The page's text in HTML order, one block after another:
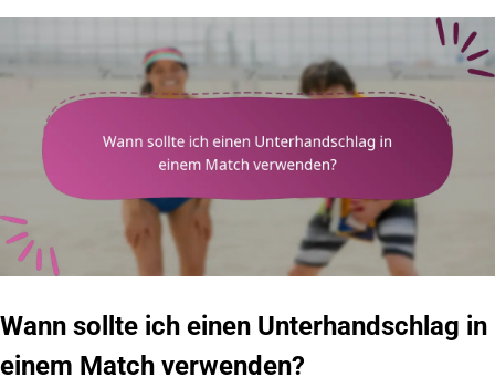
Wann sollte ich einen Unterhandschlag in
einem Match verwenden?